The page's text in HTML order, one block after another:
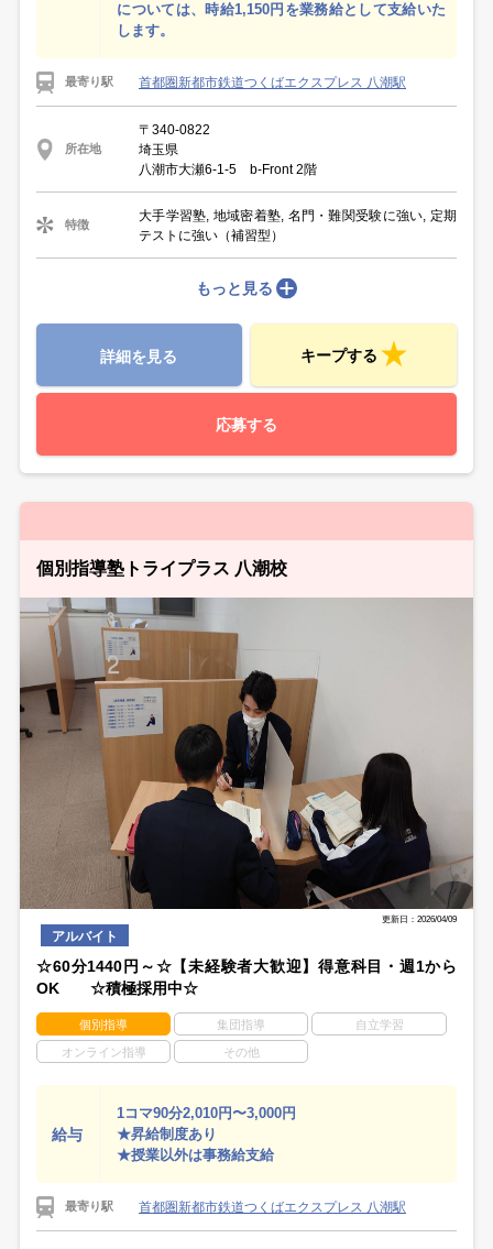
については、時給1,150円を業務給として支給いた
します。
最寄り駅 首都圏新都市鉄道つくばエクスプレス 八潮駅
所在地
〒340-0822
埼玉県
八潮市大瀬6-1-5 b-Front 2階
特徴
大手学習塾, 地域密着塾, 名門・難関受験に強い, 定期
テストに強い（補習型）
もっと見る
詳細を見る キープする
応募する
個別指導塾トライプラス 八潮校
更新日：2026/04/09
アルバイト
☆60分1440円～☆【未経験者大歓迎】得意科目・週1から
OK ☆積極採用中☆
個別指導 集団指導 自立学習
オンライン指導 その他
給与
1コマ90分2,010円〜3,000円
★昇給制度あり
★授業以外は事務給支給
最寄り駅 首都圏新都市鉄道つくばエクスプレス 八潮駅